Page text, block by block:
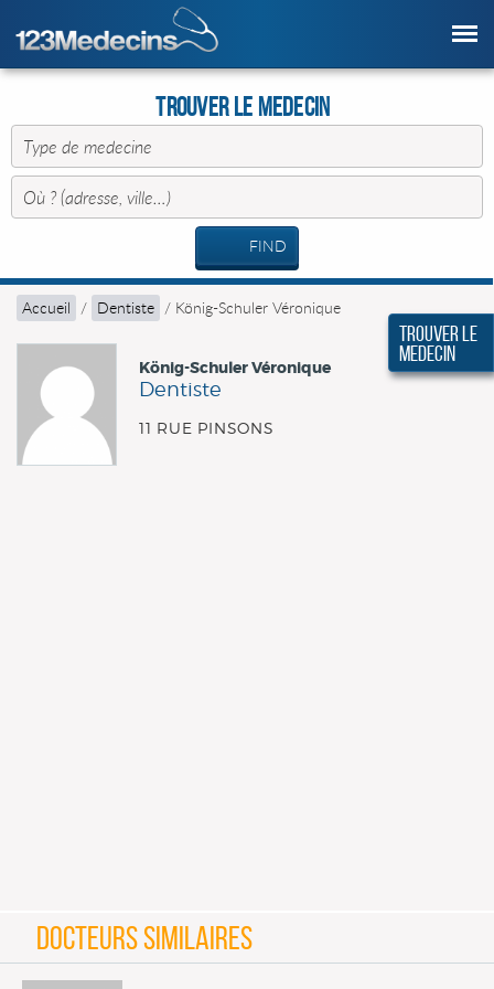
Trouver le Medecin
FIND
Accueil / Dentiste / König-Schuler Véronique
König-Schuler Véronique
Dentiste
11 RUE PINSONS
DOCTEURS SIMILAIRES
Trouver le
Medecin